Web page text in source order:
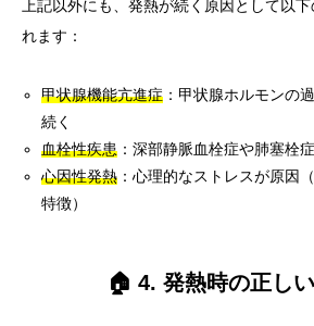
上記以外にも、発熱が続く原因として以
れます：
甲状腺機能亢進症 ：甲状腺ホルモンの
続く
血栓性疾患 ：深部静脈血栓症や肺塞栓
心因性発熱 ：心理的なストレスが原因
特徴）
🏠 4. 発熱時の正し